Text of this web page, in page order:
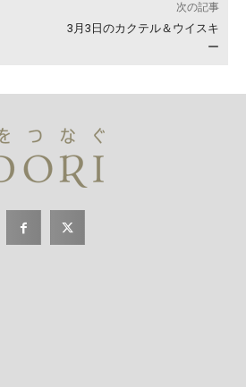
次の記事
3月3日のカクテル＆ウイスキ
ー